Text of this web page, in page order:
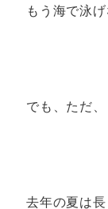
もう海で泳
でも、ただ
去年の夏は